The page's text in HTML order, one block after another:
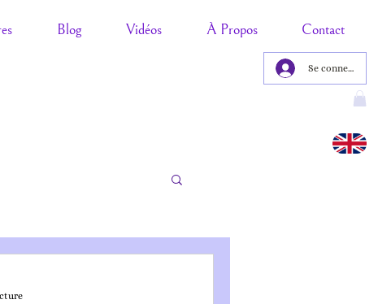
Blog Vidéos À Propos Contact
Se connecter